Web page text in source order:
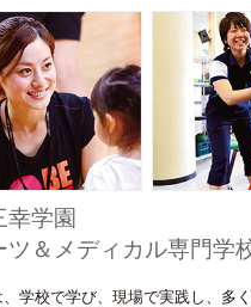
幸学園
ツ＆メディカル専門学
学校で学び、現場で実践し、多